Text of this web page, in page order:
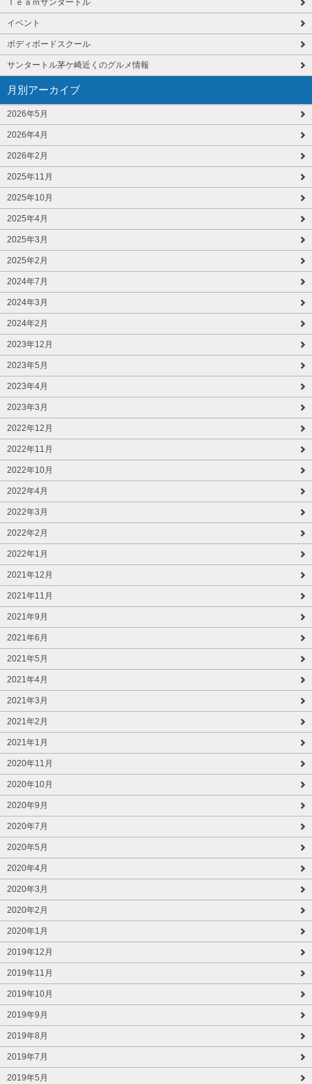
Ｔｅａｍサンタートル
イベント
ボディボードスクール
サンタートル茅ケ崎近くのグルメ情報
月別アーカイブ
2026年5月
2026年4月
2026年2月
2025年11月
2025年10月
2025年4月
2025年3月
2025年2月
2024年7月
2024年3月
2024年2月
2023年12月
2023年5月
2023年4月
2023年3月
2022年12月
2022年11月
2022年10月
2022年4月
2022年3月
2022年2月
2022年1月
2021年12月
2021年11月
2021年9月
2021年6月
2021年5月
2021年4月
2021年3月
2021年2月
2021年1月
2020年11月
2020年10月
2020年9月
2020年7月
2020年5月
2020年4月
2020年3月
2020年2月
2020年1月
2019年12月
2019年11月
2019年10月
2019年9月
2019年8月
2019年7月
2019年5月